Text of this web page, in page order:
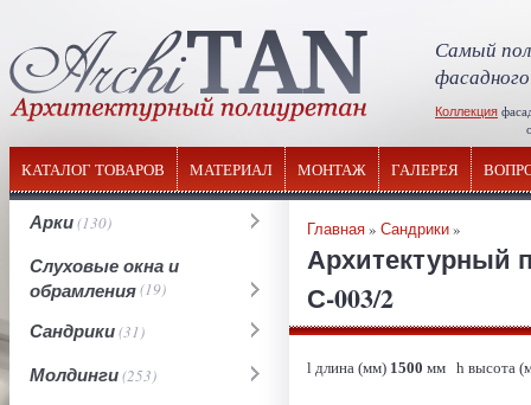
Самый
Коллекция
КАТАЛОГ ТОВАРОВ МАТЕРИАЛ МОНТАЖ ГАЛЕРЕЯ
Арки(130)
Слуховые окна и
обрамления(19)
Сандрики(31)
Молдинги(253)
Главная» Сандрики»
Архитектурный
С-003/2
l длина (мм) 1500 мм h высота